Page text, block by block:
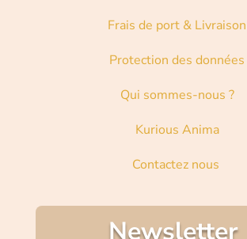
Frais de port & Livraison
Protection des données
Qui sommes-nous ?
Kurious Anima
Contactez nous
Newsletter